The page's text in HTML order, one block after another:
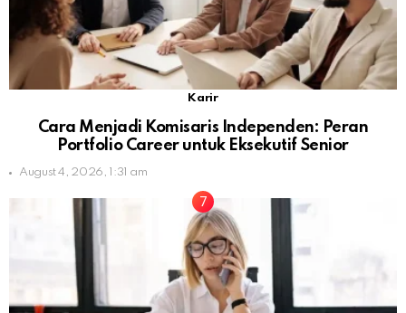
Karir
Cara Menjadi Komisaris Independen: Peran
Portfolio Career untuk Eksekutif Senior
August 4, 2026, 1:31 am